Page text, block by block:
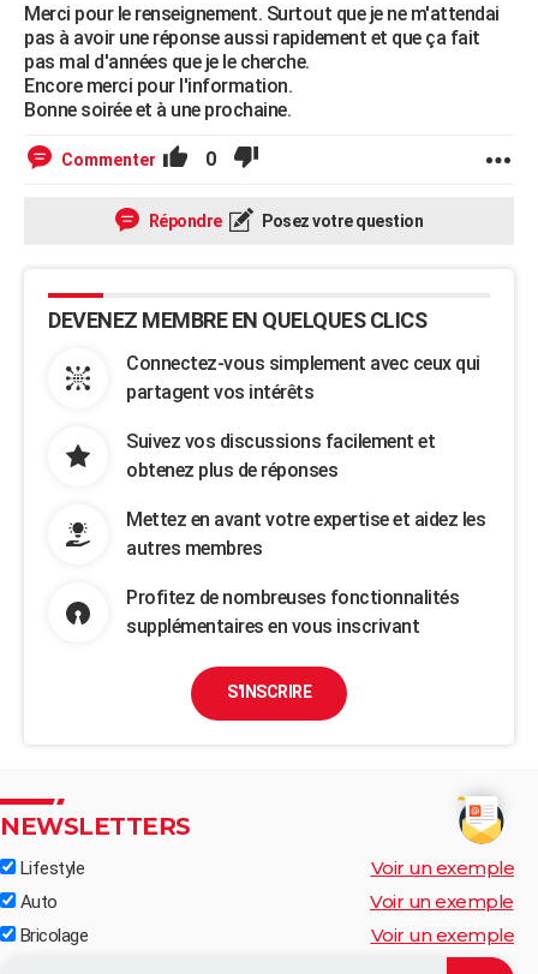
Merci pour le renseignement. Surtout que je ne m'attendai
pas à avoir une réponse aussi rapidement et que ça fait
pas mal d'années que je le cherche.
Encore merci pour l'information.
Bonne soirée et à une prochaine.
Commenter 0
Répondre Posez votre question
DEVENEZ MEMBRE EN QUELQUES CLICS
Connectez-vous simplement avec ceux qui
partagent vos intérêts
Suivez vos discussions facilement et
obtenez plus de réponses
Mettez en avant votre expertise et aidez les
autres membres
Profitez de nombreuses fonctionnalités
supplémentaires en vous inscrivant
S'INSCRIRE
NEWSLETTERS
Lifestyle Voir un exemple
Auto Voir un exemple
Bricolage Voir un exemple